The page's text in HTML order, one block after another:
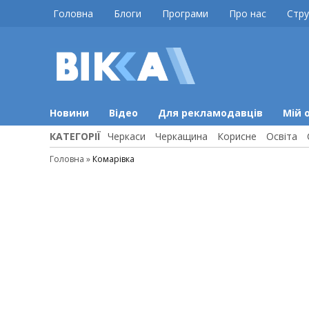
Головна Блоги Програми Про нас
Новини Відео Для рекламодавців
Мій
КАТЕГОРІЇ Черкаси Черкащина Корисне Освіта
Головна » Комарівка